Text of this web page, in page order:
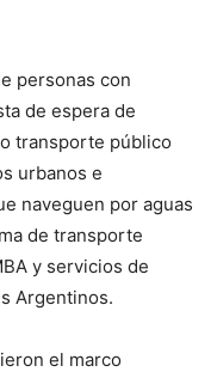
personas con
de espera de
transporte público
urbanos e
naveguen por aguas
de transporte
y servicios de
Argentinos.
el marco